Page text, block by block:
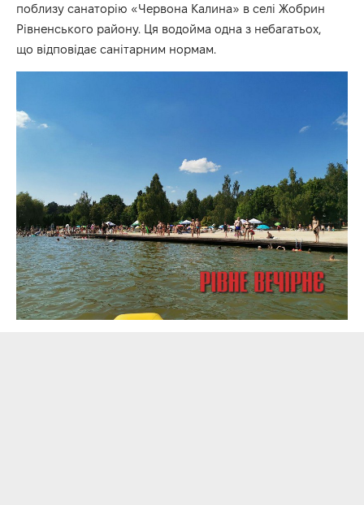
поблизу санаторію «Червона Калина» в селі Жобрин
Рівненського району. Ця водойма одна з небагатьох,
що відповідає санітарним нормам.